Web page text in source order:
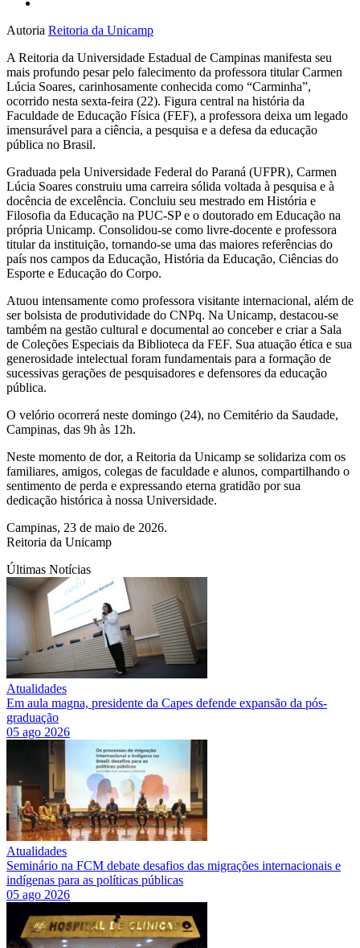
Autoria Reitoria da Unicamp
A Reitoria da Universidade Estadual de Campinas manifesta seu
mais profundo pesar pelo falecimento da professora titular Carmen
Lúcia Soares, carinhosamente conhecida como “Carminha”,
ocorrido nesta sexta-feira (22). Figura central na história da
Faculdade de Educação Física (FEF), a professora deixa um legado
imensurável para a ciência, a pesquisa e a defesa da educação
pública no Brasil.
Graduada pela Universidade Federal do Paraná (UFPR), Carmen
Lúcia Soares construiu uma carreira sólida voltada à pesquisa e à
docência de excelência. Concluiu seu mestrado em História e
Filosofia da Educação na PUC-SP e o doutorado em Educação na
própria Unicamp. Consolidou-se como livre-docente e professora
titular da instituição, tornando-se uma das maiores referências do
país nos campos da Educação, História da Educação, Ciências do
Esporte e Educação do Corpo.
Atuou intensamente como professora visitante internacional, além de
ser bolsista de produtividade do CNPq. Na Unicamp, destacou-se
também na gestão cultural e documental ao conceber e criar a Sala
de Coleções Especiais da Biblioteca da FEF. Sua atuação ética e sua
generosidade intelectual foram fundamentais para a formação de
sucessivas gerações de pesquisadores e defensores da educação
pública.
O velório ocorrerá neste domingo (24), no Cemitério da Saudade,
Campinas, das 9h às 12h.
Neste momento de dor, a Reitoria da Unicamp se solidariza com os
familiares, amigos, colegas de faculdade e alunos, compartilhando o
sentimento de perda e expressando eterna gratidão por sua
dedicação histórica à nossa Universidade.
Campinas, 23 de maio de 2026.
Reitoria da Unicamp
Últimas Notícias
Atualidades
Em aula magna, presidente da Capes defende expansão da pós-
graduação
05 ago 2026
Atualidades
Seminário na FCM debate desafios das migrações internacionais e
indígenas para as políticas públicas
05 ago 2026